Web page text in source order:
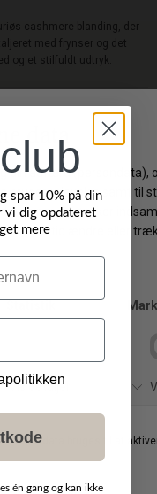
cashmere-blanding, der
med frynser og det
og et stilfuldt udtryk.
spar 10% på din
vi dig opdateret
mere
én gang og kan ikke